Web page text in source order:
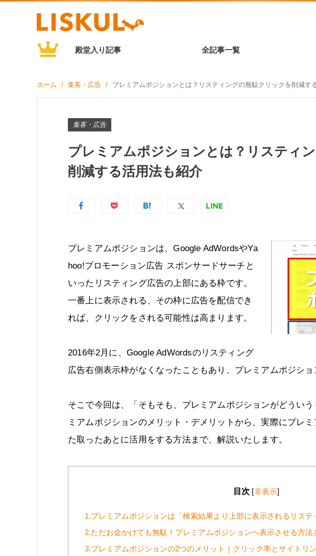
殿堂入り記事 全記事一覧
ホーム 集客・広告 プレミアムポジションとは？リスティングの無駄クリックを削減す
集客・広告
プレミアムポジションとは？リスティ
削減する活用法も紹介
プレミアムポジションは、Google AdWordsやYa
hoo!プロモーション広告 スポンサードサーチと
いったリスティング広告の上部にある枠です。
一番上に表示される、その枠に広告を配信でき
れば、クリックをされる可能性は高まります。
2016年2月に、Google AdWordsのリスティング
広告右側表示枠がなくなったこともあり、プレミアムポジショ
そこで今回は、「そもそも、プレミアムポジションがどうい
ミアムポジションのメリット・デメリットから、実際にプレ
た取ったあとに活用をする方法まで、解説いたします。
目次 [非表示]
1.プレミアムポジションは「検索結果より上部に表示されるリステ
2.ただお金かけても無駄！プレミアムポジションへ表示させる方法
3.プレミアムポジションの2つのメリット｜クリック率とサイトリ